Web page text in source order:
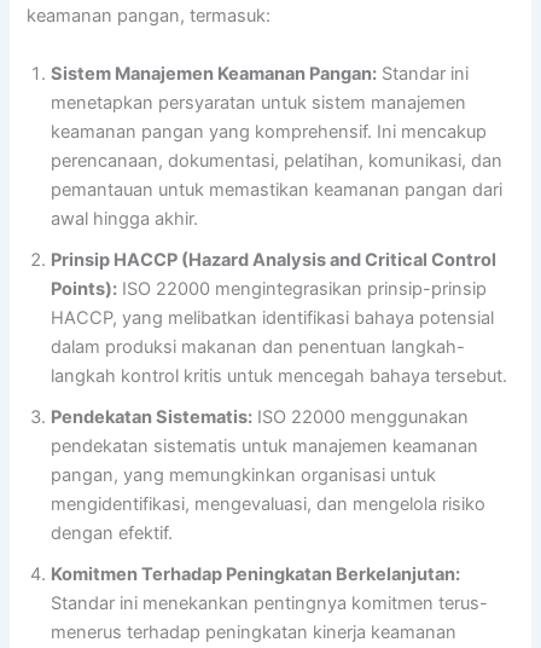
keamanan pangan, termasuk:
Sistem Manajemen Keamanan Pangan: Standar ini
menetapkan persyaratan untuk sistem manajemen
keamanan pangan yang komprehensif. Ini mencakup
perencanaan, dokumentasi, pelatihan, komunikasi, dan
pemantauan untuk memastikan keamanan pangan dari
awal hingga akhir.
Prinsip HACCP (Hazard Analysis and Critical Control
Points): ISO 22000 mengintegrasikan prinsip-prinsip
HACCP, yang melibatkan identifikasi bahaya potensial
dalam produksi makanan dan penentuan langkah-
langkah kontrol kritis untuk mencegah bahaya tersebut.
Pendekatan Sistematis: ISO 22000 menggunakan
pendekatan sistematis untuk manajemen keamanan
pangan, yang memungkinkan organisasi untuk
mengidentifikasi, mengevaluasi, dan mengelola risiko
dengan efektif.
Komitmen Terhadap Peningkatan Berkelanjutan:
Standar ini menekankan pentingnya komitmen terus-
menerus terhadap peningkatan kinerja keamanan